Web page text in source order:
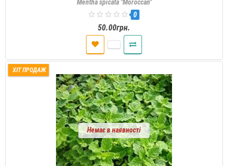
Mentha spicata "Moroccan"
0
50.00грн.
ХІТ ПРОДАЖ
Немає в наявності